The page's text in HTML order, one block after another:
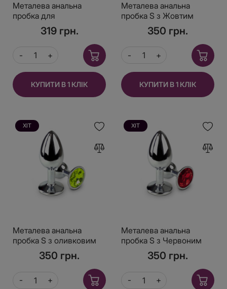
Металева анальна
пробка для
довготривалого носіння
з Чорним кристалом S,
Діаметр 2,5, Довжина
6,5
319 грн.
КУПИТИ В 1 КЛІК
Металева анальна
пробка S з Жовтим
кристалом, довжина
7см, діаметр 2,8см
350 грн.
КУПИТИ В 1 КЛІК
ХІТ
Металева анальна
пробка S з оливковим
кристалом, довжина
7см, діаметр 2,8см
350 грн.
ХІТ
Металева анальна
пробка S з Червоним
кристалом, довжина
7см, діаметр 2,8см
350 грн.